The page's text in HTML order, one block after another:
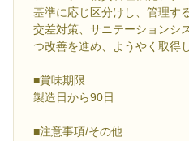
基準に応じ区分けし、管理す
交差対策、サニテーションシ
つ改善を進め、ようやく取得
■賞味期限
製造日から90日
■注意事項/その他